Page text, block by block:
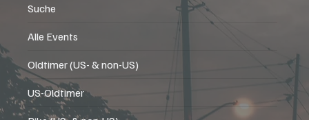
Suche
Alle Events
Oldtimer (US- & non-US)
US-Oldtimer